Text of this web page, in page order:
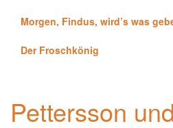
Morgen, Findus, wird’s was
Der Froschkönig
Pettersson